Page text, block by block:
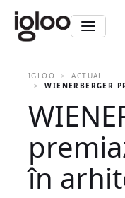
IGLOO
ACTUAL
WIENERBERGER
în